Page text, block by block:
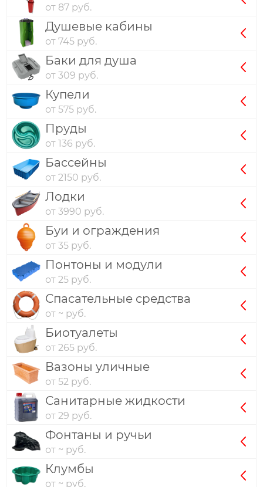
от 87 руб.
Душевые кабины
от 745 руб.
Баки для душа
от 309 руб.
Купели
от 575 руб.
Пруды
от 136 руб.
Бассейны
от 2150 руб.
Лодки
от 3990 руб.
Буи и ограждения
от 35 руб.
Понтоны и модули
от 25 руб.
Спасательные средства
от ~ руб.
Биотуалеты
от 265 руб.
Вазоны уличные
от 52 руб.
Санитарные жидкости
от 29 руб.
Фонтаны и ручьи
от ~ руб.
Клумбы
от ~ руб.